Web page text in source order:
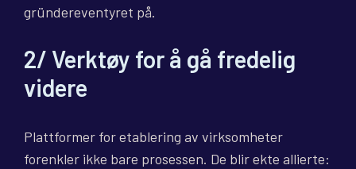
gründereventyret på.
2/ Verktøy for å gå fredelig
videre
Plattformer for etablering av virksomheter
forenkler ikke bare prosessen. De blir ekte allierte: